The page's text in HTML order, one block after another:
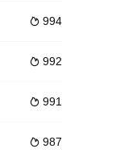
手机而意外与一位
人要活命。胭脂是
 994
 992
 991
 987